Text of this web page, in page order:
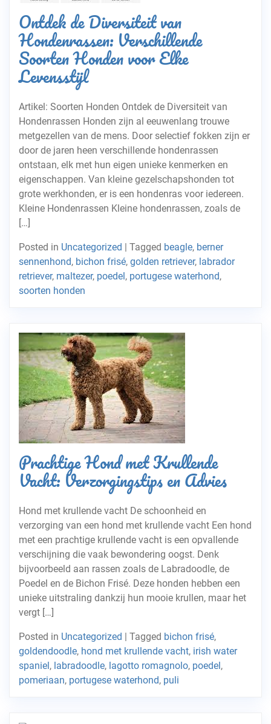
Ontdek de Diversiteit van
Hondenrassen: Verschillende
Soorten Honden voor Elke
Levensstijl
Artikel: Soorten Honden Ontdek de Diversiteit van
Hondenrassen Honden zijn al eeuwenlang trouwe
metgezellen van de mens. Door selectief fokken zijn er
door de jaren heen verschillende hondenrassen
ontstaan, elk met hun eigen unieke kenmerken en
eigenschappen. Van kleine gezelschapshonden tot
grote werkhonden, er is een hondenras voor iedereen.
Kleine Hondenrassen Kleine hondenrassen, zoals de
[…]
Posted in Uncategorized | Tagged beagle, berner
sennenhond, bichon frisé, golden retriever, labrador
retriever, maltezer, poedel, portugese waterhond,
soorten honden
Prachtige Hond met Krullende
Vacht: Verzorgingstips en Advies
Hond met krullende vacht De schoonheid en
verzorging van een hond met krullende vacht Een hond
met een prachtige krullende vacht is een opvallende
verschijning die vaak bewondering oogst. Denk
bijvoorbeeld aan rassen zoals de Labradoodle, de
Poedel en de Bichon Frisé. Deze honden hebben een
unieke uitstraling dankzij hun mooie krullen, maar het
vergt […]
Posted in Uncategorized | Tagged bichon frisé,
goldendoodle, hond met krullende vacht, irish water
spaniel, labradoodle, lagotto romagnolo, poedel,
pomeriaan, portugese waterhond, puli